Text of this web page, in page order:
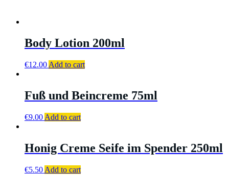
Body Lotion 200ml
€12.00 Add to cart
Fuß und Beincreme 75ml
€9.00 Add to cart
Honig Creme Seife im Spender 250ml
€5.50 Add to cart